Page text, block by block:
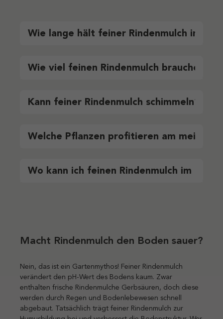
Wie lange hält feiner Rindenmulch im
Wie viel feinen Rindenmulch brauche ich
Kann feiner Rindenmulch schimmeln?
Welche Pflanzen profitieren am meisten
Wo kann ich feinen Rindenmulch im Big
Macht Rindenmulch den Boden sauer?
Nein, das ist ein Gartenmythos! Feiner Rindenmulch
verändert den pH-Wert des Bodens kaum. Zwar
enthalten frische Rindenmulche Gerbsäuren, doch diese
werden durch Regen und Bodenlebewesen schnell
abgebaut. Tatsächlich trägt feiner Rindenmulch zur